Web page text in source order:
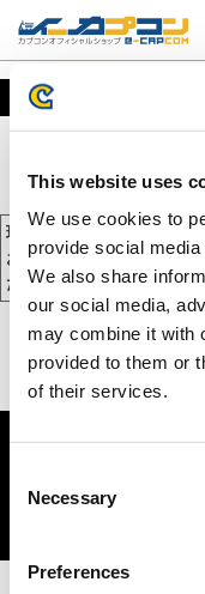
This website uses
We use cookies to
provide social
We also share
our social media,
may combine it with
provided to them or
of their services.
Selection
Necessary
Preferences
カート
現在、カートには商品が
お買い物を続けるには下
ださい。